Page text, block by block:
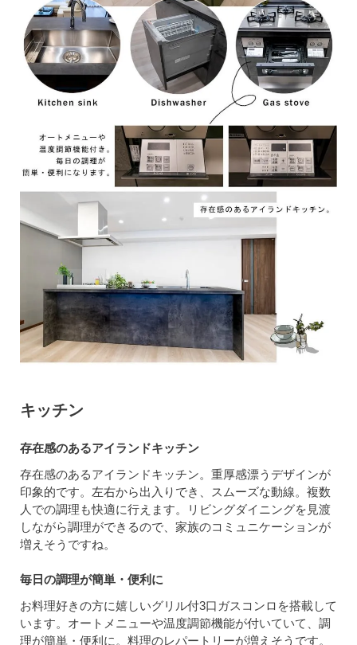
キッチン
存在感のあるアイランドキッチン
存在感のあるアイランドキッチン。重厚感漂うデザインが
印象的です。左右から出入りでき、スムーズな動線。複数
人での調理も快適に行えます。リビングダイニングを見渡
しながら調理ができるので、家族のコミュニケーションが
増えそうですね。
毎日の調理が簡単・便利に
お料理好きの方に嬉しいグリル付3口ガスコンロを搭載して
います。オートメニューや温度調節機能が付いていて、調
理が簡単・便利に。料理のレパートリーが増えそうです。